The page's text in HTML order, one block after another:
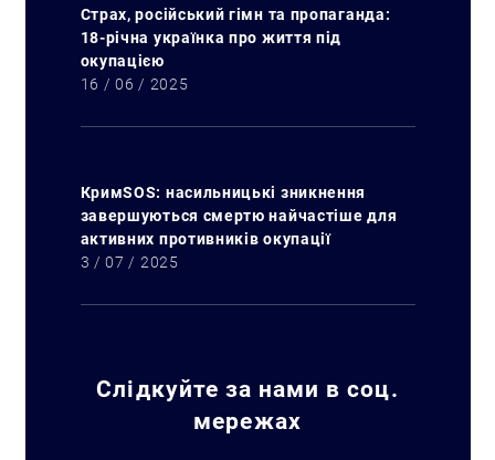
Искать:
Страх, російський гімн та пропаганда:
18-річна українка про життя під
окупацією
16 / 06 / 2025
КримSOS: насильницькі зникнення
завершуються смертю найчастіше для
активних противників окупації
3 / 07 / 2025
Слідкуйте за нами в соц.
мережах